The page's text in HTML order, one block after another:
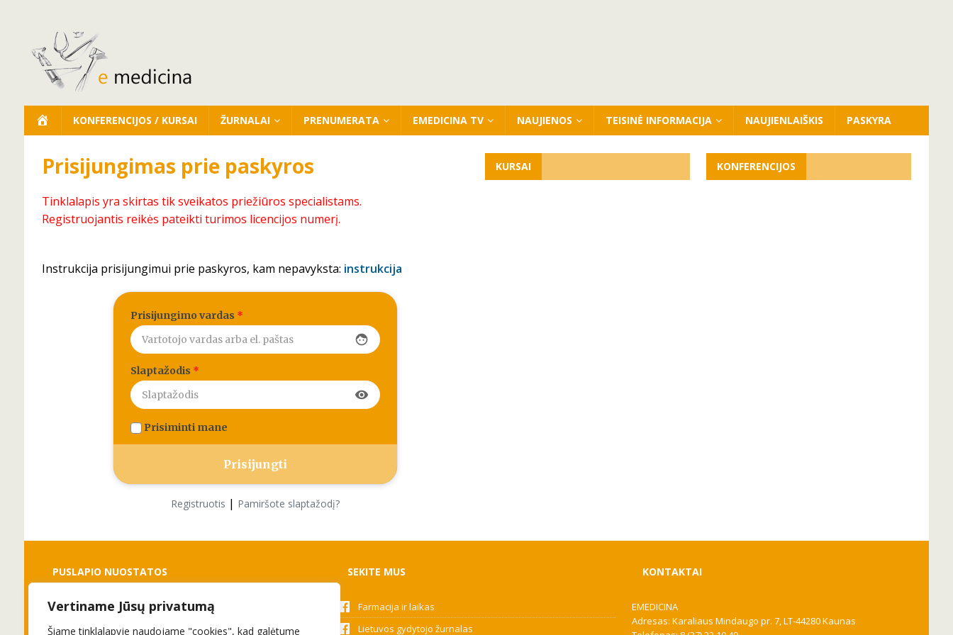
Vertiname Jūsų privatumą
Šiame tinklalapyje naudojame "cookies", kad galėtume
KONFERENCIJOS / KURSAI ŽURNALAI PRENUMERATA EMEDICINA TV NAUJIENOS TEISINĖ INFORMACIJA NAUJIENLAIŠKIS PASKYRA
Prisijungimas prie paskyros
Tinklalapis yra skirtas tik sveikatos priežiūros specialistams.
Registruojantis reikės pateikti turimos licencijos numerį.
Instrukcija prisijungimui prie paskyros, kam nepavyksta: instrukcija
Prisijungimo vardas *
face
Slaptažodis *
visibility
Prisiminti mane
Registruotis | Pamiršote slaptažodį?
KURSAI KONFERENCIJOS
PUSLAPIO NUOSTATOS
Slapukai
Privatumo politika
SEKITE MUS
Farmacija ir laikas
Lietuvos gydytojo žurnalas
KONTAKTAI
EMEDICINA
Adresas: Karaliaus Mindaugo pr. 7, LT-44280 Kaunas